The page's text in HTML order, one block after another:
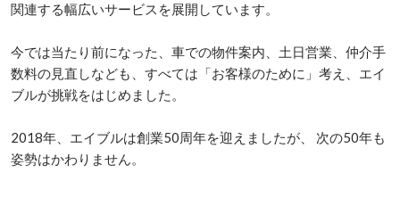
関連する幅広いサービスを展開しています。
今では当たり前になった、車での物件案内、土日営業、仲介手
数料の見直しなども、すべては「お客様のために」考え、エイ
ブルが挑戦をはじめました。
2018年、エイブルは創業50周年を迎えましたが、 次の50年も
姿勢はかわりません。